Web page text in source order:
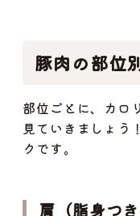
豚肉の部位
部位ごとに、カロ
見ていきましょう
クです。
肩（脂身つき